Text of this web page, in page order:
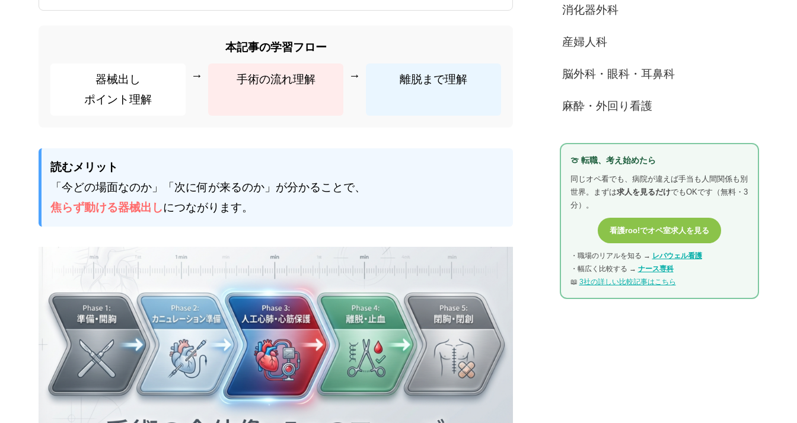
本記事の学習フロー
器械出し
ポイント理解
→ 手術の流れ理解 → 離脱まで理解
読むメリット
「今どの場面なのか」「次に何が来るのか」が分かることで、
焦らず動ける器械出しにつながります。
消化器外科
産婦人科
脳外科・眼科・耳鼻科
麻酔・外回り看護
🍈 転職、考え始めたら
同じオペ看でも、病院が違えば手当も人間関係も別
世界。まずは求人を見るだけでもOKです（無料・3
分）。
看護roo!でオペ室求人を見る
・職場のリアルを知る → レバウェル看護
・幅広く比較する → ナース専科
📖 3社の詳しい比較記事はこちら